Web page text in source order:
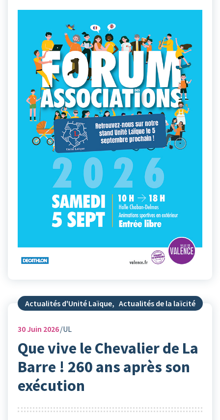
Actualités d'Unité Laïque, Actualités de la laïcité
30Juin 2026 UL
Que vive le Chevalier de La
Barre ! 260 ans après son
exécution